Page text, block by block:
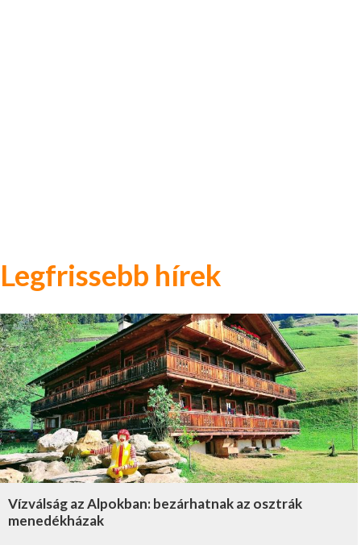
Legfrissebb hírek
Vízválság az Alpokban: bezárhatnak az osztrák
menedékházak